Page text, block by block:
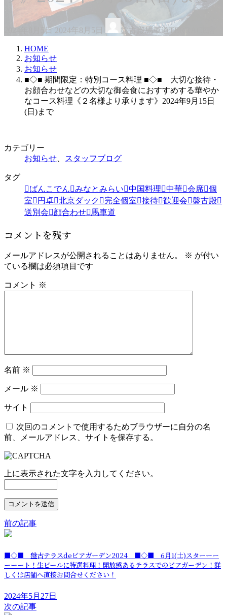
2024年8月5日
最
終
新
日
時
2024年8月5日 盤古殿馬車道TERRACE店
HOME
お知らせ
お知らせ
■◇■ 期間限定：特別コース料理 ■◇■ 大切な接待・
お顔合わせなどの大切な御会食におすすめする華やか
なコース料理《２名様より承ります》2024年9月15日
(日)まで
カテゴリー
お知らせ
スタッフブログ
タグ
ばんこでん
みなとみらい 中国料理 中華 会席 個
室
円卓 北京ダック 完全個室 接待 歓迎会
盤古殿
送別会
顔合わせ 馬車道
コメントを残す
メールアドレスが公開されることはありません。 ※ が付い
ている欄は必須項目です
コメント ※
名前 ※
メール ※
サイト
次回のコメントで使用するためブラウザーに自分の名
前、メールアドレス、サイトを保存する。
上に表示された文字を入力してください。
前の記事
■◇■ 盤古テラスdeビアガーデン2024 ■◇■ 6月1(土)スターーー
ーーート！生ビールに特選料理！開放感あるテラスでのビアガーデン！詳
しくは店舗へ直接お問合せください！
2024年5月27日
次の記事